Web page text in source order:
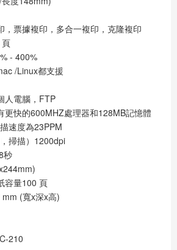
，票據複印，多合一複印，克隆複印
- 400%
/Linux都支援
人電腦，FTP
更快的600MHZ處理器和128MB記憶體
速度為23PPM
掃描）1200dpi
秒
容量100 頁
(寬x深x高)
210